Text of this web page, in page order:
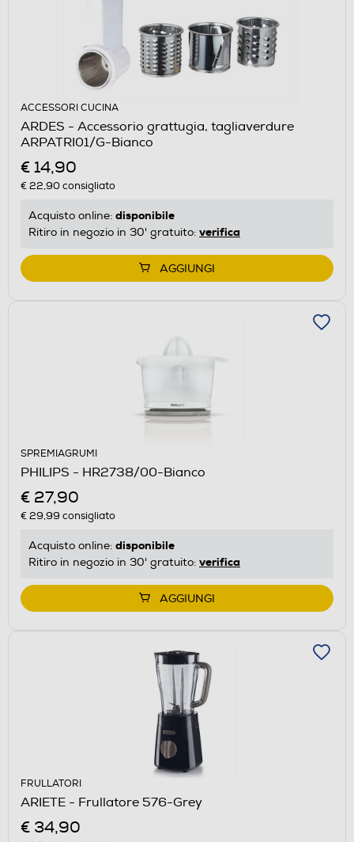
ACCESSORI CUCINA
ARDES - Accessorio grattugia, tagliaverdure
ARPATRI01/G-Bianco
€ 14,90
€ 22,90consigliato
Acquisto online: disponibile
Ritiro in negozio in 30' gratuito: verifica
AGGIUNGI
SPREMIAGRUMI
PHILIPS - HR2738/00-Bianco
€ 27,90
€ 29,99 consigliato
Acquisto online: disponibile
Ritiro in negozio in 30' gratuito: verifica
AGGIUNGI
FRULLATORI
ARIETE - Frullatore 576-Grey
€ 34,90